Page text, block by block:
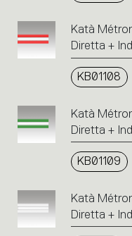
Katà
Diretta +
KB01108
Katà
Diretta +
KB01109
Katà
Diretta +